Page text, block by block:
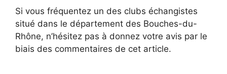
Si vous fréquentez un des clubs échangistes
situé dans le département des Bouches-du-
Rhône, n’hésitez pas à donnez votre avis par le
biais des commentaires de cet article.